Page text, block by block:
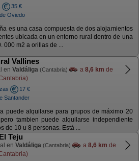
35 €
Oviedo
es una casa compuesta de dos alojamientos
ubicada en un entorno rural dentro de una
000 m2 a orillas de ...
Vallines
en Valdáliga (Cantabria) a 8,6 km de
17 €
Santander
puede alquilarse para grupos de máximo 20
tambien puede alquilarse independiente
de 10 u 8 personas. Está ...
Teju
en Valdáliga (Cantabria) a 8,6 km de